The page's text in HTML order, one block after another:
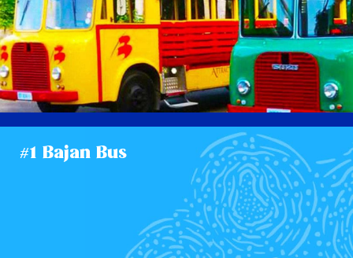
#1 Bajan Bus